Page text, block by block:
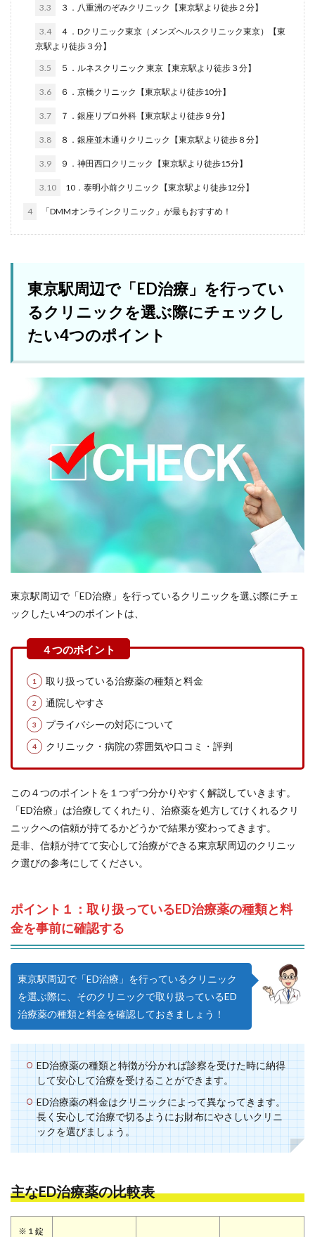
3.3 ３．八重洲のぞみクリニック【東京駅より徒歩２分】
3.4
４．Dクリニック東京（メンズヘルスクリニック東京）【東
京駅より徒歩３分】
3.5 ５．ルネスクリニック 東京【東京駅より徒歩３分】
3.6 ６．京橋クリニック【東京駅より徒歩10分】
3.7 ７．銀座リプロ外科【東京駅より徒歩９分】
3.8 ８．銀座並木通りクリニック【東京駅より徒歩８分】
3.9 ９．神田西口クリニック【東京駅より徒歩15分】
3.10 10．泰明小前クリニック【東京駅より徒歩12分】
4 「DMMオンラインクリニック」が最もおすすめ！
東京駅周辺で「ED治療」を行ってい
るクリニックを選ぶ際にチェックし
たい4つのポイント
東京駅周辺で「ED治療」を行っているクリニックを選ぶ際にチェ
ックしたい4つのポイントは、
取り扱っている治療薬の種類と料金
通院しやすさ
プライバシーの対応について
クリニック・病院の雰囲気や口コミ・評判
この４つのポイントを１つずつ分かりやすく解説していきます。
「ED治療」は治療してくれたり、治療薬を処方してけくれるクリ
ニックへの信頼が持てるかどうかで結果が変わってきます。
是非、信頼が持てて安心して治療ができる東京駅周辺のクリニッ
ク選びの参考にしてください。
ポイント１：取り扱っているED治療薬の種類と料
金を事前に確認する
東京駅周辺で「ED治療」を行っているクリニック
を選ぶ際に、そのクリニックで取り扱っているED
治療薬の種類と料金を確認しておきましょう！
ED治療薬の種類と特徴が分かれば診察を受けた時に納得
して安心して治療を受けることができます。
ED治療薬の料金はクリニックによって異なってきます。
長く安心して治療で切るようにお財布にやさしいクリニ
ックを選びましょう。
主なED治療薬の比較表
※１錠